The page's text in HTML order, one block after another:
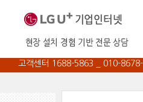
고객센터 1688-5863 _ 010-